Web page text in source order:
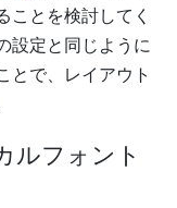
ことを検討してく
設定と同じように
とで、レイアウト
ルフォント